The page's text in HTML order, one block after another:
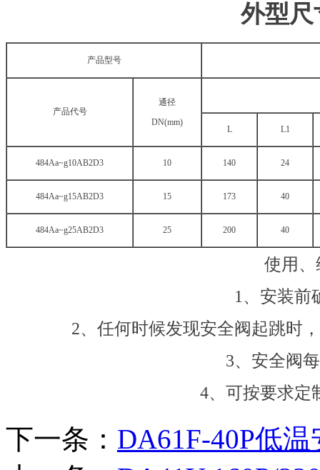
外型尺
产品型号
产品代号
通径
DN(mm)
L L1
484Aa~g10AB2D3 10 140 24
484Aa~g15AB2D3 15 173 40
484Aa~g25AB2D3 25 200 40
使用
1、安装前
2、任何时候发现安全阀起跳时
3、安全阀
4、可按要求定
下一条： DA61F-40P低